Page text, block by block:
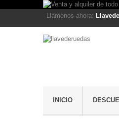
Llámenos ahora:
INICIO